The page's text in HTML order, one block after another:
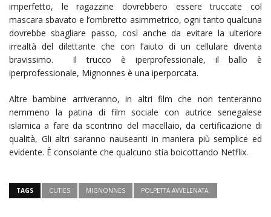
imperfetto, le ragazzine dovrebbero essere truccate col
mascara sbavato e l’ombretto asimmetrico, ogni tanto qualcuna
dovrebbe sbagliare passo, così anche da evitare la ulteriore
irrealtà del dilettante che con l’aiuto di un cellulare diventa
bravissimo. Il trucco è iperprofessionale, il ballo è
iperprofessionale, Mignonnes è una iperporcata.
Altre bambine arriveranno, in altri film che non tenteranno
nemmeno la patina di film sociale con autrice senegalese
islamica a fare da scontrino del macellaio, da certificazione di
qualità, Gli altri saranno nauseanti in maniera più semplice ed
evidente. È consolante che qualcuno stia boicottando Netflix.
TAGS CUTIES MIGNONNES POLPETTA AVVELENATA.